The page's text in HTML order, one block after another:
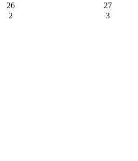
26 27
2 3